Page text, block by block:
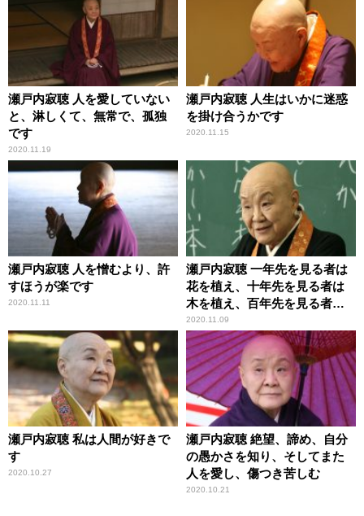
瀬戸内寂聴 人を愛していない
と、淋しくて、無常で、孤独
です
2020.11.19
瀬戸内寂聴 人生はいかに迷惑
を掛け合うかです
2020.11.15
瀬戸内寂聴 人を憎むより、許
すほうが楽です
2020.11.11
瀬戸内寂聴 一年先を見る者は
花を植え、十年先を見る者は
木を植え、百年先を見る者だ
けが人をつくる
2020.11.09
瀬戸内寂聴 私は人間が好きで
す
2020.10.27
瀬戸内寂聴 絶望、諦め、自分
の愚かさを知り、そしてまた
人を愛し、傷つき苦しむ
2020.10.21